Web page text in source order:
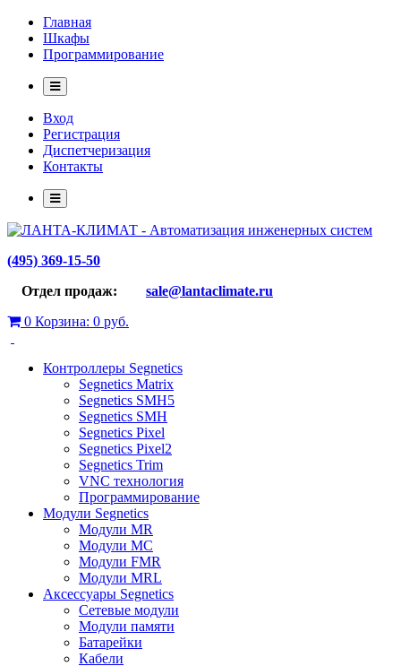
Главная
Шкафы
Программирование
Вход
Регистрация
Диспетчеризация
Контакты
(495) 369-15-50
Отдел продаж: sale@lantaclimate.ru
0 Корзина: 0 руб.
Контроллеры Segnetics
Segnetics Matrix
Segnetics SMH5
Segnetics SMH
Segnetics Pixel
Segnetics Pixel2
Segnetics Trim
VNC технология
Программирование
Модули Segnetics
Модули MR
Модули MC
Модули FMR
Модули MRL
Аксессуары Segnetics
Сетевые модули
Модули памяти
Батарейки
Кабели